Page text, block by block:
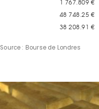
Source : Bourse de Londres